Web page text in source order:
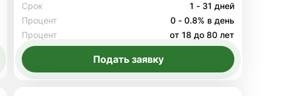
Срок
1 - 31 дней
Процент
0 - 0.8% в день
Процент
от 18 до 80 лет
Подать заявку